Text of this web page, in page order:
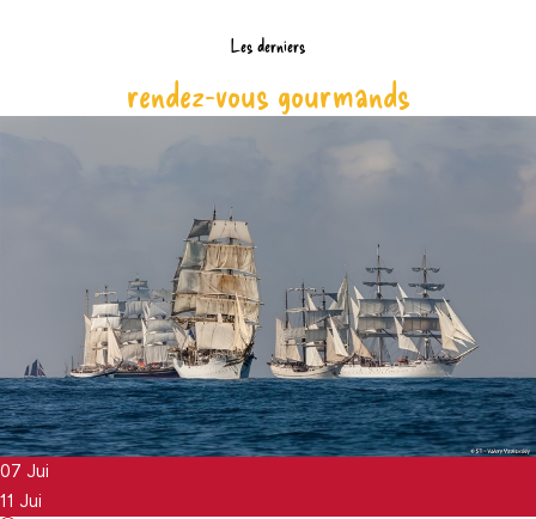
Les derniers
rendez-vous gourmands
07 Jui
11 Jui